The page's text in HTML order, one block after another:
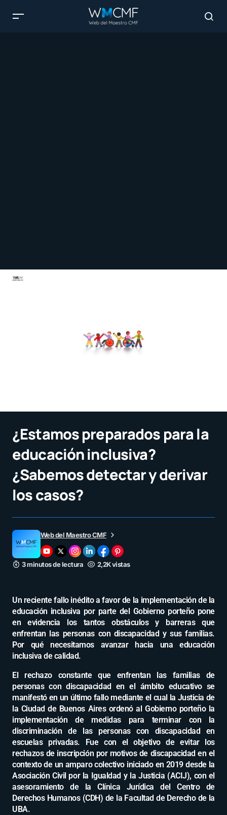
¿Estamos preparados para la
educación inclusiva?
¿Sabemos detectar y derivar
los casos?
Web del Maestro CMF
3 minutos de lectura 2,2K vistas
Un reciente fallo inédito a favor de la implementación de la
educación inclusiva por parte del Gobierno porteño pone
en evidencia los tantos obstáculos y barreras que
enfrentan las personas con discapacidad y sus familias.
Por qué necesitamos avanzar hacia una educación
inclusiva de calidad.
El rechazo constante que enfrentan las familias de
personas con discapacidad en el ámbito educativo se
manifestó en un último fallo mediante el cual la Justicia de
la Ciudad de Buenos Aires ordenó al Gobierno porteño la
implementación de medidas para terminar con la
discriminación de las personas con discapacidad en
escuelas privadas. Fue con el objetivo de evitar los
rechazos de inscripción por motivos de discapacidad en el
contexto de un amparo colectivo iniciado en 2019 desde la
Asociación Civil por la Igualdad y la Justicia (ACIJ), con el
asesoramiento de la Clínica Jurídica del Centro de
Derechos Humanos (CDH) de la Facultad de Derecho de la
UBA.